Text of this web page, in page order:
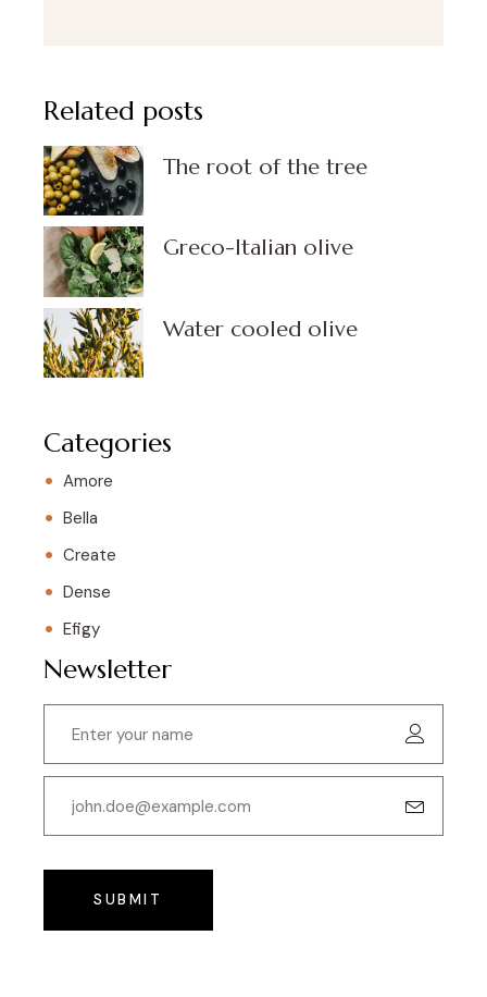
Related posts
The root of the tree
Greco-Italian olive
Water cooled olive
Categories
Amore
Bella
Create
Dense
Efigy
Newsletter
SUBMIT